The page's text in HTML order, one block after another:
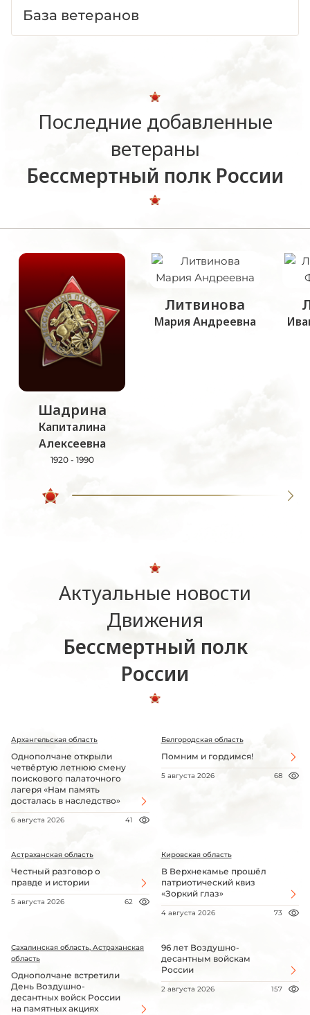
База ветеранов
Последние добавленные
ветераны
Бессмертный полк России
Шадрина
Капиталина
Алексеевна
1920 - 1990
Литвинова
Мария Андреевна
Актуальные новости
Движения
Бессмертный полк
России
Архангельская область
Однополчане открыли
четвёртую летнюю смену
поискового палаточного
лагеря «Нам память
досталась в наследство»
6 августа 2026 41
Белгородская область
Помним и гордимся!
5 августа 2026 68
Астраханская область
Честный разговор о
правде и истории
5 августа 2026 62
Кировская область
В Верхнекамье прошёл
патриотический квиз
«Зоркий глаз»
4 августа 2026 73
Сахалинская область, Астраханская
область
Однополчане встретили
День Воздушно-
десантных войск России
на памятных акциях
96 лет Воздушно-
десантным войскам
России
2 августа 2026 157